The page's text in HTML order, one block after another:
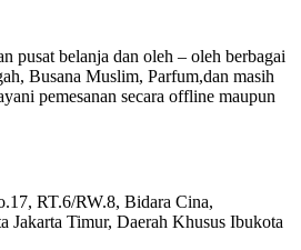
pusat belanja dan oleh – oleh berbagai
Busana Muslim, Parfum,dan masih
pemesanan secara offline maupun
RT.6/RW.8, Bidara Cina,
Jakarta Timur, Daerah Khusus Ibukota